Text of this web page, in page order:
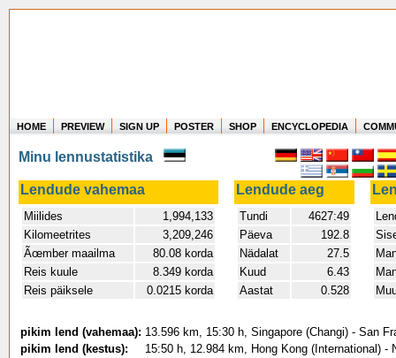
Where in the world have you flown?
How long have you been in the air?
Create your own FlightMemory and see!
HOME PREVIEW SIGN UP POSTER SHOP ENCYCLOPEDIA
Minu lennustatistika
Lendude vahemaa Lendude aeg
Miilides
1,994,133
Kilomeetrites
3,209,246
Ãœmber maailma
80.08 korda
Reis kuule
8.349 korda
Reis päiksele
0.0215 korda
Tundi
4627:49
Päeva
192.8
Nädalat
27.5
Kuud
6.43
Aastat
0.528
pikim lend (vahemaa): 13.596 km, 15:30 h, Singapore (Changi) - San
pikim lend (kestus):
15:50 h, 12.984 km, Hong Kong (International) -